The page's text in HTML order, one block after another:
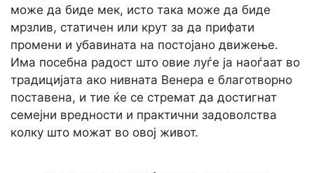
може да биде мек, исто така може да биде
мрзлив, статичен или крут за да прифати
промени и убавината на постојано движење.
Има посебна радост што овие луѓе ја наоѓаат во
традицијата ако нивната Венера е благотворно
поставена, и тие ќе се стремат да достигнат
семејни вредности и практични задоволства
колку што можат во овој живот.